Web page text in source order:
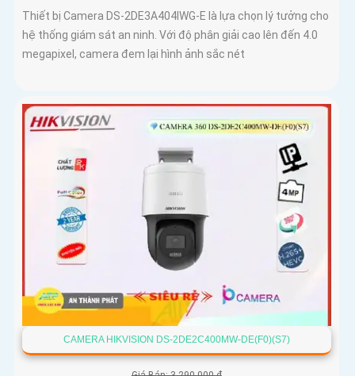
Thiết bị Camera DS-2DE3A404IWG-E là lựa chọn lý tưởng cho
hệ thống giám sát an ninh. Với độ phân giải cao lên đến 4.0
megapixel, camera đem lại hình ảnh sắc nét
CAMERA HIKVISION DS-2DE2C400MW-DE(F0)(S7)